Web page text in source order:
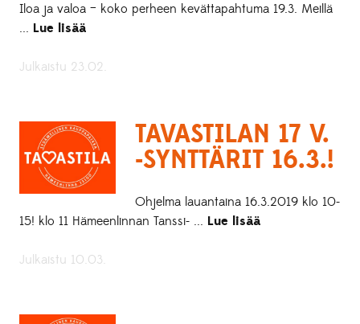
Iloa ja valoa – koko perheen kevättapahtuma 19.3. Meillä
... Lue lisää
Julkaistu 23.02.
TAVASTILAN 17 V.
-SYNTTÄRIT 16.3.!
Ohjelma lauantaina 16.3.2019 klo 10-
15! klo 11 Hämeenlinnan Tanssi- ... Lue lisää
Julkaistu 10.03.